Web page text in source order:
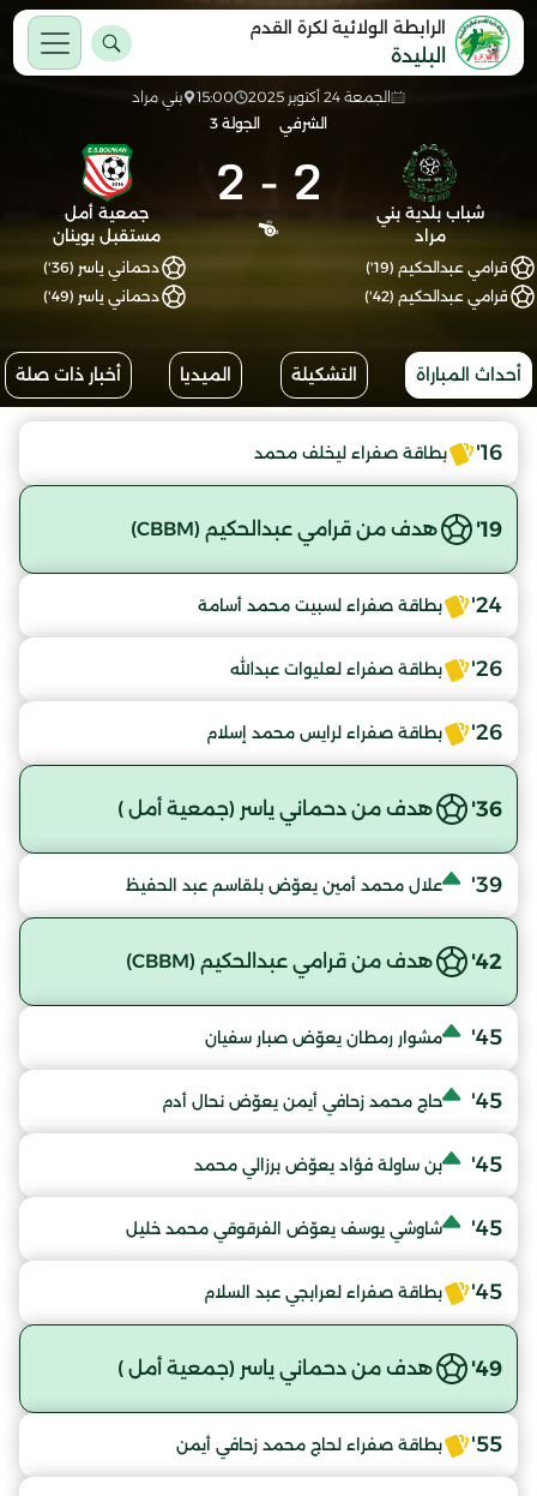
الرابطة الولائية لكرة القدم
البليدة
الجمعة 24 أكتوبر 2025 15:00
بني مراد
الشرفي
الجولة 3
شباب بلدية بني
مراد
2
-
2
جمعية أمل
مستقبل بوينان
قرامي عبدالحكيم (19')
قرامي عبدالحكيم (42')
دحماني ياسر (36')
دحماني ياسر (49')
أحداث المباراة التشكيلة الميديا أخبار ذات صلة
16' بطاقة صفراء ليخلف محمد
19' هدف من قرامي عبدالحكيم (CBBM)
24' بطاقة صفراء لسبيت محمد أسامة
26' بطاقة صفراء لعليوات عبدالله
26' بطاقة صفراء لرايس محمد إسلام
36' هدف من دحماني ياسر (جمعية أمل )
39' علال محمد أمين يعوّض بلقاسم عبد الحفيظ
42' هدف من قرامي عبدالحكيم (CBBM)
45' مشوار رمطان يعوّض صبار سفيان
45' حاج محمد زحافي أيمن يعوّض نحال أدم
45' بن ساولة فؤاد يعوّض برزالي محمد
45' شاوشي يوسف يعوّض الفرقوقي محمد خليل
45' بطاقة صفراء لعرابجي عبد السلام
49' هدف من دحماني ياسر (جمعية أمل )
55' بطاقة صفراء لحاج محمد زحافي أيمن